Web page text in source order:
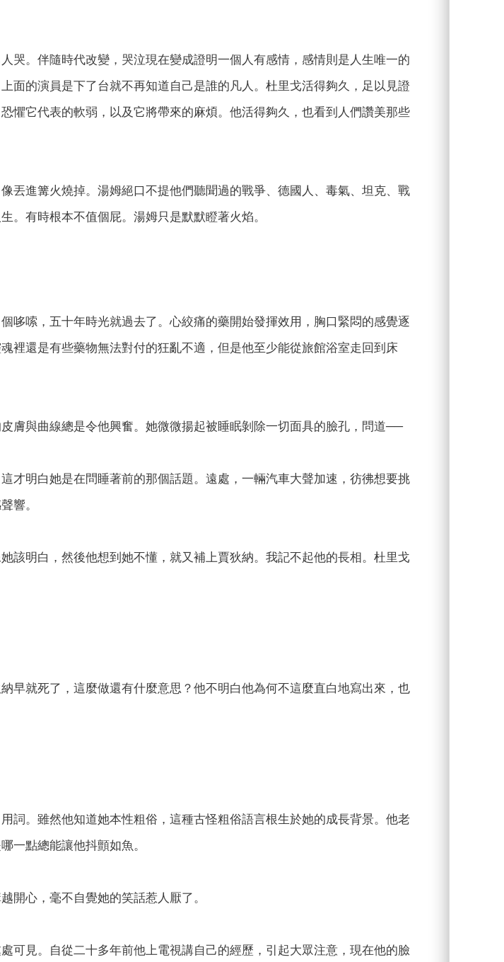
哭。伴隨時代改變，哭泣現在變成證明一個人有感情，感情則是人生唯一的
面的演員是下了台就不再知道自己是誰的凡人。杜里戈活得夠久，足以見證
懼它代表的軟弱，以及它將帶來的麻煩。他活得夠久，也看到人們讚美那些
丟進篝火燒掉。湯姆絕口不提他們聽聞過的戰爭、德國人、毒氣、坦克、戰
。有時根本不值個屁。湯姆只是默默瞪著火焰。
哆嗦，五十年時光就過去了。心絞痛的藥開始發揮效用，胸口緊悶的感覺逐
裡還是有些藥物無法對付的狂亂不適，但是他至少能從旅館浴室走回到床
膚與曲線總是令他興奮。她微微揚起被睡眠剝除一切面具的臉孔，問道──
才明白她是在問睡著前的那個話題。遠處，一輛汽車大聲加速，彷彿想要挑
響。
該明白，然後他想到她不懂，就又補上賈狄納。我記不起他的長相。杜里戈
早就死了，這麼做還有什麼意思？他不明白他為何不這麼直白地寫出來，也
詞。雖然他知道她本性粗俗，這種古怪粗俗語言根生於她的成長背景。他老
一點總能讓他抖顫如魚。
開心，毫不自覺她的笑話惹人厭了。
可見。自從二十多年前他上電視講自己的經歷，引起大眾注意，現在他的臉